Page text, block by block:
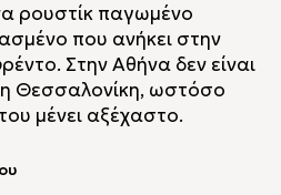
ρουστίκ παγωμένο
που ανήκει στην
Στην Αθήνα δεν είναι
Θεσσαλονίκη, ωστόσο
μένει αξέχαστο.